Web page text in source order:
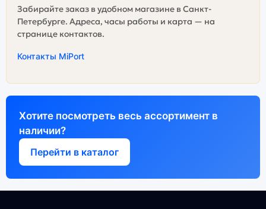
Забирайте заказ в удобном магазине в Санкт-
Петербурге. Адреса, часы работы и карта — на
странице контактов.
Контакты MiPort
Хотите посмотреть весь ассортимент в
наличии?
Перейти в каталог